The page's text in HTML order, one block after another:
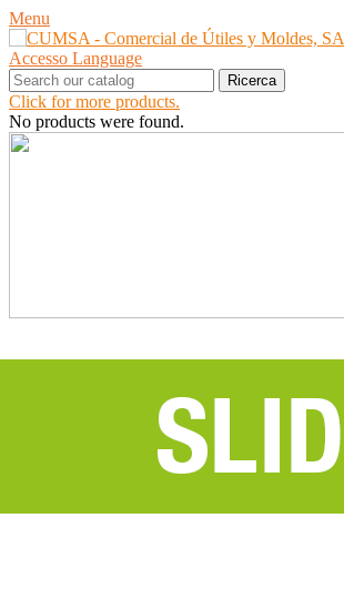
Menu
Accesso Language
Ricerca
Click for more products.
No products were found.